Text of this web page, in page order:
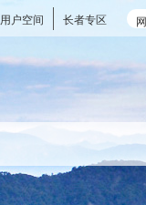
用户空间 长者专区